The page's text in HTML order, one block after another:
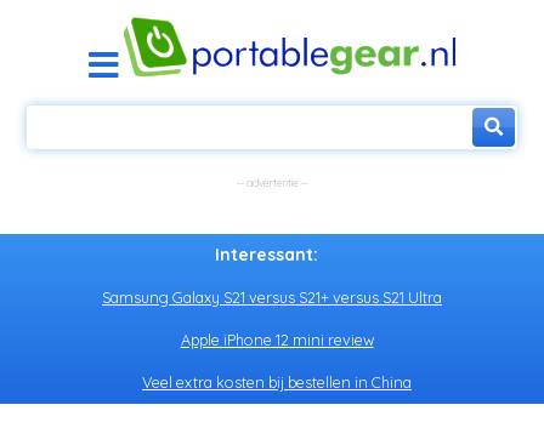
Interessant:
Samsung Galaxy S21 versus S21+ versus S21 Ultra
Apple iPhone 12 mini review
Veel extra kosten bij bestellen in China